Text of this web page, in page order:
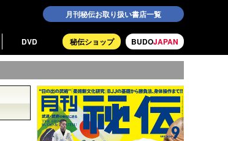
月刊秘伝お取り扱い書店一覧
BUDOJAPAN
秘伝ショップ
DVD